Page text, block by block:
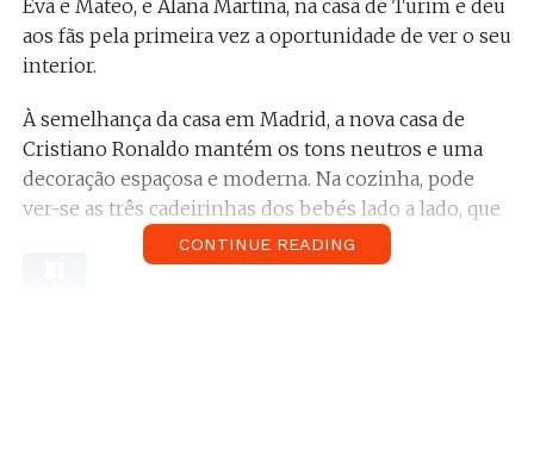
Eva e Mateo, e Alana Martina, na casa de Turim e deu
aos fãs pela primeira vez a oportunidade de ver o seu
interior.
À semelhança da casa em Madrid, a nova casa de
Cristiano Ronaldo mantém os tons neutros e uma
decoração espaçosa e moderna. Na cozinha, pode
ver-se as três cadeirinhas dos bebés lado a lado, que
confere um tom mais caloroso e familiar à decoração
CONTINUE READING